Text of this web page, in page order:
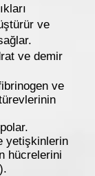
ve
ve demir
ve
yetişkinlerin
hücrelerini